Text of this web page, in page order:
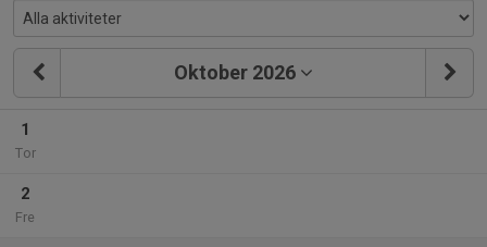
Oktober 2026
1
Tor
2
Fre